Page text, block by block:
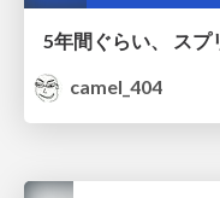
camel_404